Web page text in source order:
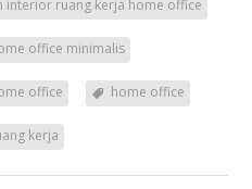
interior ruang kerja home office
office minimalis
office home office
kerja